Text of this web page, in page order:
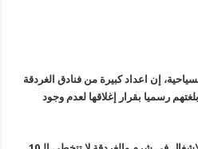
إن اعداد كبيرة من فنادق الغردقة
تتخطى الـ 20 فندق أبلغتهم رسميا بقرار إغلاقها لعدم وجود